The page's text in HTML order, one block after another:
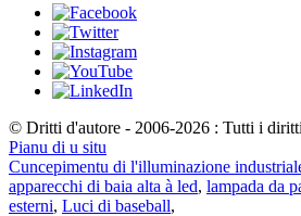
© Dritti d'autore - 2006-2026 : Tutti i
Pianu di u situ
Cuncepimentu di l'illuminazione
apparecchi di baia alta à led, lampada da
esterni, Luci di baseball,